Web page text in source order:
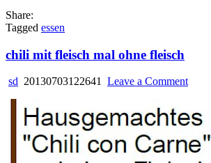
Share:
Tagged essen
chili mit fleisch mal ohne fleisch
sd 20130703122641 Leave a Commenton
fleisch
ohne
fleisch